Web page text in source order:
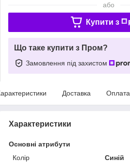
або
Купити з
Що таке купити з Пром?
Замовлення під захистом
Доставка Оплата
Характеристики
Основні атрибути
Колір
Синій